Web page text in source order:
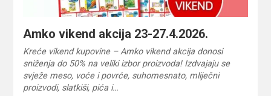
Amko vikend akcija 23-27.4.2026.
Kreće vikend kupovine – Amko vikend akcija donosi
sniženja do 50% na veliki izbor proizvoda! Izdvajaju se
svježe meso, voće i povrće, suhomesnato, mliječni
proizvodi, slatkiši, pića i…